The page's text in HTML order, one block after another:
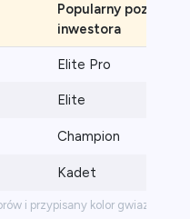
i przypisany kolor gwiazdek
Popularny poziom
inwestora
Elite Pro
Elite
Champion
Kadet